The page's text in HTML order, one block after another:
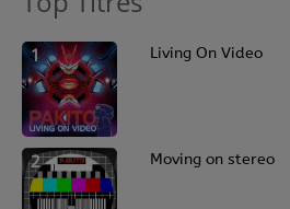
1 Living On Video
2 Moving on stereo